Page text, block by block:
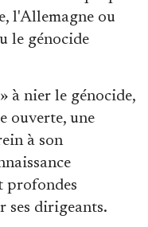
l'Allemagne ou
le génocide
à nier le génocide,
ouverte, une
à son
profondes
ses dirigeants.